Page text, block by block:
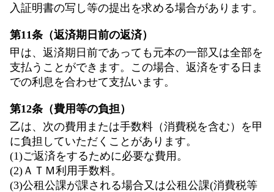
入証明書の写し等の提出を求める場合があります。
第11条（返済期日前の返済）
甲は、返済期日前であっても元本の一部又は全部を
支払うことができます。この場合、返済をする日ま
での利息を合わせて支払います。
第12条（費用等の負担）
乙は、次の費用または手数料（消費税を含む）を甲
に負担していただくことがあります。
(1)ご返済をするために必要な費用。
(2)ＡＴＭ利用手数料。
(3)公租公課が課される場合又は公租公課(消費税等